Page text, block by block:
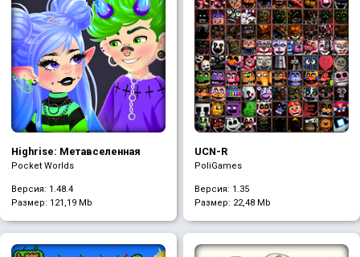
Highrise: Метавселенная
Pocket Worlds
Версия: 1.48.4
Размер: 121,19 Mb
UCN-R
PoliGames
Версия: 1.35
Размер: 22,48 Mb